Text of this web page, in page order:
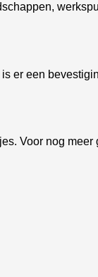
er een
Voor nog